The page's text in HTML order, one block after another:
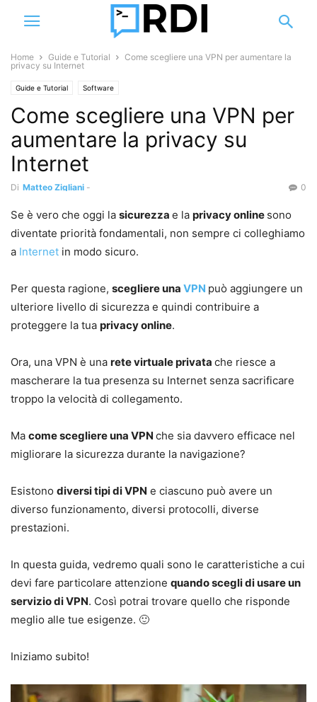
Home Guide e Tutorial
Come scegliere una VPN per aumentare la
privacy su Internet
Guide e Tutorial Software
Come scegliere una VPN per
aumentare la privacy su
Internet
Di Matteo Zigliani - 0
Se è vero che oggi la sicurezza e la privacy online sono
diventate priorità fondamentali, non sempre ci colleghiamo
a Internet in modo sicuro.
Per questa ragione, scegliere una VPN può aggiungere un
ulteriore livello di sicurezza e quindi contribuire a
proteggere la tua privacy online.
Ora, una VPN è una rete virtuale privata che riesce a
mascherare la tua presenza su Internet senza sacrificare
troppo la velocità di collegamento.
Ma come scegliere una VPN che sia davvero efficace nel
migliorare la sicurezza durante la navigazione?
Esistono diversi tipi di VPN e ciascuno può avere un
diverso funzionamento, diversi protocolli, diverse
prestazioni.
In questa guida, vedremo quali sono le caratteristiche a cui
devi fare particolare attenzione quando scegli di usare un
servizio di VPN. Così potrai trovare quello che risponde
meglio alle tue esigenze. 🙂
Iniziamo subito!